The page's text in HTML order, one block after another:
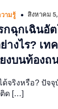
ามรู้ สิงหาคม
กฉุกเฉินอั
างไร? เ
งบนท้องถ
ได้จริงหรือ? ปัจ
ด […]